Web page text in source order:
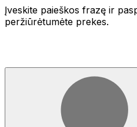
Įveskite paieškos frazę ir
peržiūrėtumėte prekes.